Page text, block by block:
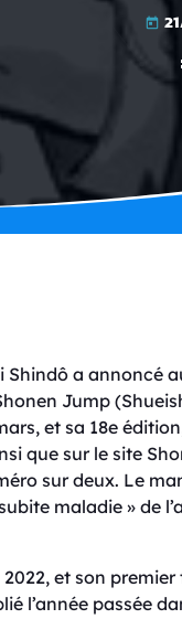
today
a annoncé
Jump
et sa 18e
que sur le site
sur deux. Le
maladie » de
et son
l’année passée